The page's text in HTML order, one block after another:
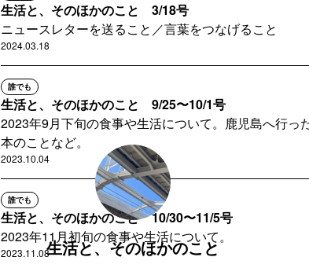
生活と、そのほかのこと 3/18号
ニュースレターを送ること／言葉をつなげること
2024.03.18
誰でも
生活と、そのほかのこと 9/25〜10/1号
2023年9月下旬の食事や生活について。鹿児島へ行っ
本のことなど。
2023.10.04
誰でも
生活と、そのほかのこと 10/30〜11/5号
2023年11月初旬の食事や生活について。
2023.11.08生活と、そのほかのこと